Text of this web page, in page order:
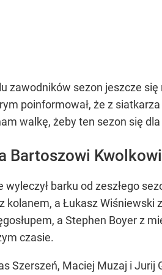
sezon jeszcze się
poinformował, że z
walkę, żeby ten sezon się dla
Bartoszowi
barku od zeszłego
a Łukasz Wiśniewski
a Stephen Boyer z
czasie.
Szerszeń, Maciej Muzaj i